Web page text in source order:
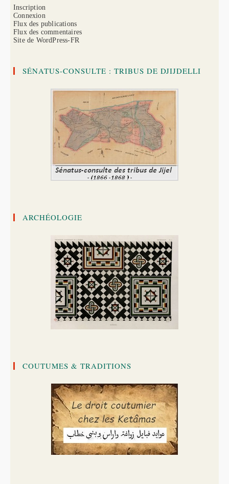
Inscription
Connexion
Flux des publications
Flux des commentaires
Site de WordPress-FR
SÉNATUS-CONSULTE : TRIBUS DE DJIJDELLI
ARCHÉOLOGIE
COUTUMES & TRADITIONS